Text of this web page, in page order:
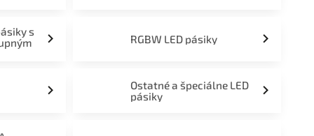
s
RGBW LED pásiky
Ostatné a špeciálne LED
pásiky